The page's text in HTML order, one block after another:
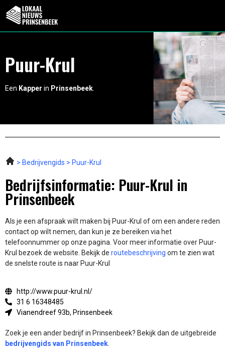
Puur-Krul
Een Kapper in Prinsenbeek
Bedrijvengids Puur-Krul
Bedrijfsinformatie: Puur-Krul in
Prinsenbeek
Als je een afspraak wilt maken bij Puur-Krul of om een andere reden
contact op wilt nemen, dan kun je ze bereiken via het
telefoonnummer op onze pagina. Voor meer informatie over Puur-
Krul bezoek de website. Bekijk de routebeschrijving om te zien wat
de snelste route is naar Puur-Krul
http://www.puur-krul.nl/
31 6 16348485
Vianendreef 93b, Prinsenbeek
Zoek je een ander bedrijf in Prinsenbeek? Bekijk dan de uitgebreide
bedrijvengids van Prinsenbeek